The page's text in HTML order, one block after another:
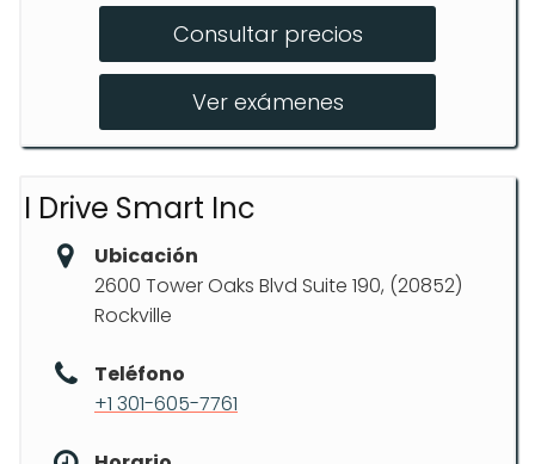
Clases avanzadas
Simulaciones para examen de
conducción
Consultar precios
Ver exámenes
I Drive Smart Inc
Ubicación
2600 Tower Oaks Blvd Suite 190, (20852)
Rockville
Teléfono
+1 301-605-7761